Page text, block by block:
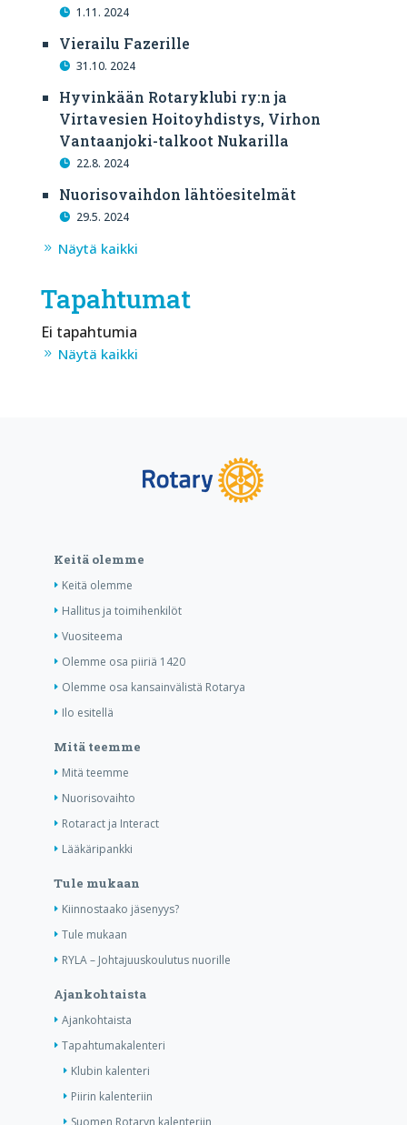
1.11. 2024
Vierailu Fazerille
31.10. 2024
Hyvinkään Rotaryklubi ry:n ja
Virtavesien Hoitoyhdistys, Virhon
Vantaanjoki-talkoot Nukarilla
22.8. 2024
Nuorisovaihdon lähtöesitelmät
29.5. 2024
Näytä kaikki
Tapahtumat
Ei tapahtumia
Näytä kaikki
Keitä olemme
Keitä olemme
Hallitus ja toimihenkilöt
Vuositeema
Olemme osa piiriä 1420
Olemme osa kansainvälistä Rotarya
Ilo esitellä
Mitä teemme
Mitä teemme
Nuorisovaihto
Rotaract ja Interact
Lääkäripankki
Tule mukaan
Kiinnostaako jäsenyys?
Tule mukaan
RYLA – Johtajuuskoulutus nuorille
Ajankohtaista
Ajankohtaista
Tapahtumakalenteri
Klubin kalenteri
Piirin kalenteriin